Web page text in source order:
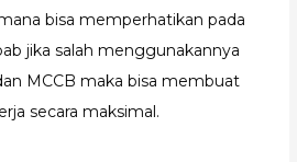
bisa memperhatikan pada
jika salah menggunakannya
MCCB maka bisa membuat
secara maksimal.